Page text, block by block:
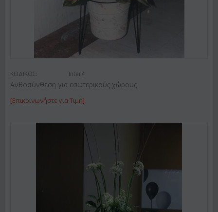
ΚΩΔΙΚΟΣ: Inter4
Ανθοσύνθεση για εσωτερικούς χώρους
[Επικοινωνήστε για Τιμή]